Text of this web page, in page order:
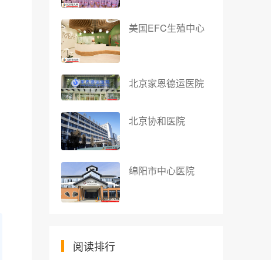
美国EFC生殖中心
北京家恩德运医院
北京协和医院
绵阳市中心医院
阅读排行